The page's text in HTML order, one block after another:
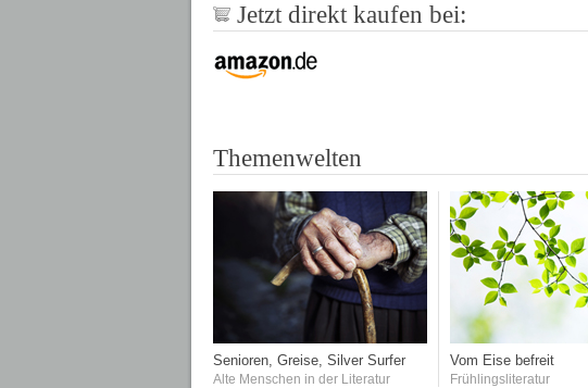
Jetzt direkt kaufen bei:
Themenwelten
Senioren, Greise, Silver Surfer
Alte Menschen in der Literatur
Vom Eise befreit
Frühlingsliteratur